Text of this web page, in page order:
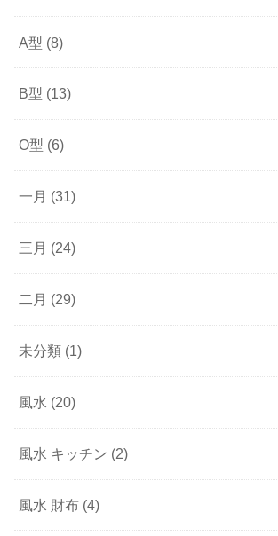
A型 (8)
B型 (13)
O型 (6)
一月 (31)
三月 (24)
二月 (29)
未分類 (1)
風水 (20)
風水 キッチン (2)
風水 財布 (4)